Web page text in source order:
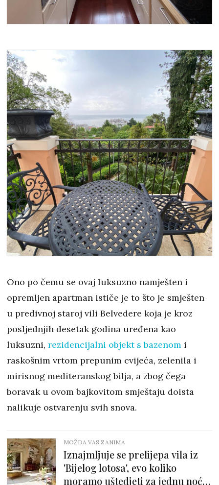
Ono po čemu se ovaj luksuzno namješten i
opremljen apartman ističe je to što je smješten
u predivnoj staroj vili Belvedere koja je kroz
posljednjih desetak godina uređena kao
luksuzni, rezidencijalni objekt s bazenom i
raskošnim vrtom prepunim cvijeća, zelenila i
mirisnog mediteranskog bilja, a zbog čega
boravak u ovom bajkovitom smještaju doista
nalikuje ostvarenju svih snova.
MOŽDA VAS ZANIMA
Iznajmljuje se prelijepa vila iz
'Bijelog lotosa', evo koliko
moramo uštedjeti za jednu noć u